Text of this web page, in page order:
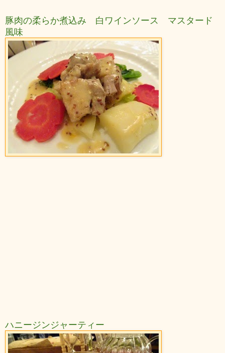
豚肉の柔らか煮込み 白ワインソース マスタード
風味
ハニージンジャーティー